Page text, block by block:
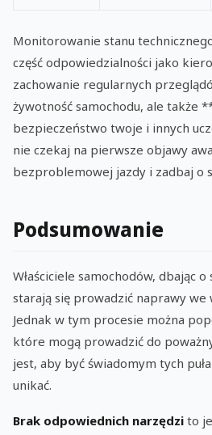
Monitorowanie stanu
część odpowiedzialności jako
zachowanie regularnych
żywotność samochodu, ale także
bezpieczeństwo twoje i innych
nie czekaj na pierwsze objawy
bezproblemowej jazdy i zadbaj o
Podsumowanie
Właściciele samochodów, dbając
starają się prowadzić naprawy we
Jednak w tym procesie można
które mogą prowadzić do
jest, aby być świadomym tych
unikać.
Brak odpowiednich narzędzi to